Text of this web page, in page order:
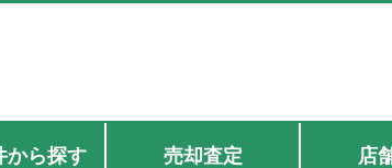
から探す 売却査定 店